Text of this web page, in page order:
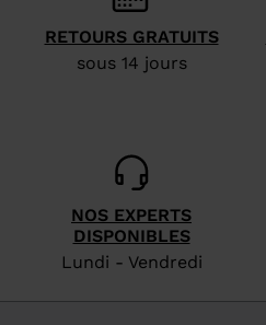
website
version
States
RETOURS GRATUITS
sous 14 jours
NOS EXPERTS
DISPONIBLES
Lundi - Vendredi